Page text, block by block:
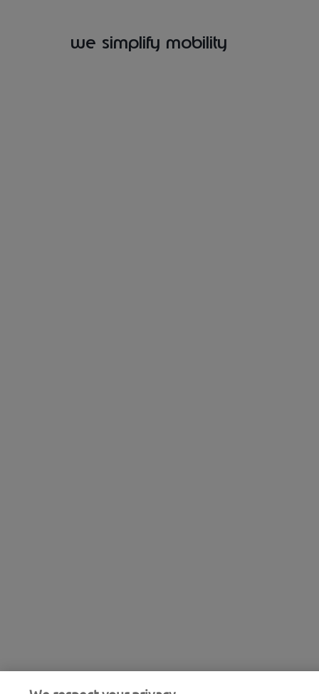
we simplify mobility